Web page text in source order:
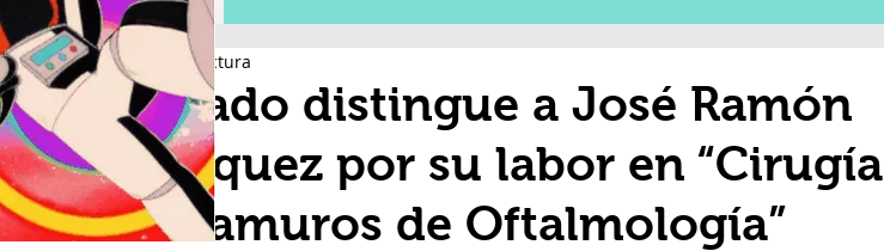
Senado distingue a José Ramón
Enríquez por su labor en “Cirugía
Extramuros de Oftalmología”
3 min de lectura